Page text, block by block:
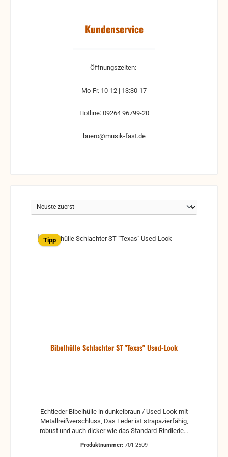
Kundenservice
Öffnungszeiten:
Mo-Fr. 10-12 | 13:30-17
Hotline: 09264 96799-20
buero@musik-fast.de
Tipp
Bibelhülle Schlachter ST "Texas" Used-Look
Echtleder Bibelhülle in dunkelbraun / Used-Look mit
Metallreißverschluss, Das Leder ist strapazierfähig,
robust und auch dicker wie das Standard-Rindleder
Produktnummer: 701-2509